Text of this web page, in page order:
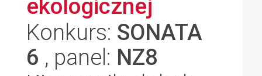
ekologicznej
Konkurs: SONATA
6 , panel: NZ8